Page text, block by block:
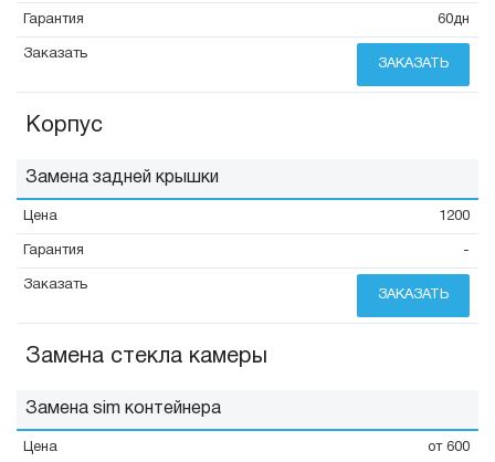
60дн
ЗАКАЗАТЬ
Корпус
Замена задней крышки
1200
-
ЗАКАЗАТЬ
Замена стекла камеры
Замена sim контейнера
от 600